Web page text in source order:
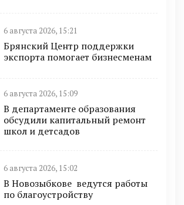
6 августа 2026, 15:21
Брянский Центр поддержки
экспорта помогает бизнесменам
6 августа 2026, 15:09
В департаменте образования
обсудили капитальный ремонт
школ и детсадов
6 августа 2026, 15:02
В Новозыбкове ведутся работы
по благоустройству